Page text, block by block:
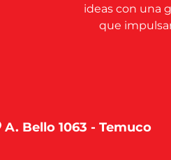
ideas con una
que
A. Bello 1063 - Temuco